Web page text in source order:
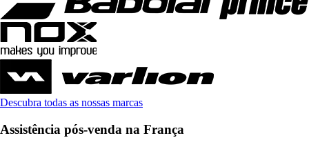
Descubra todas as nossas marcas
Assistência pós-venda na França